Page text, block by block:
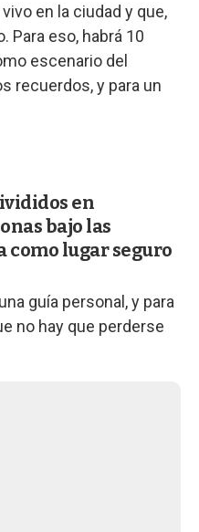
en la ciudad y que,
Para eso, habrá 10
escenario del
recuerdos, y para un
en
bajo las
como lugar seguro
guía personal, y para
no hay que perderse